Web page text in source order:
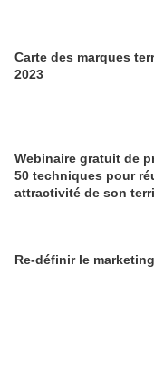
Carte des marques
2023
Webinaire gratuit de
50 techniques pour
attractivité de son
Re-définir le